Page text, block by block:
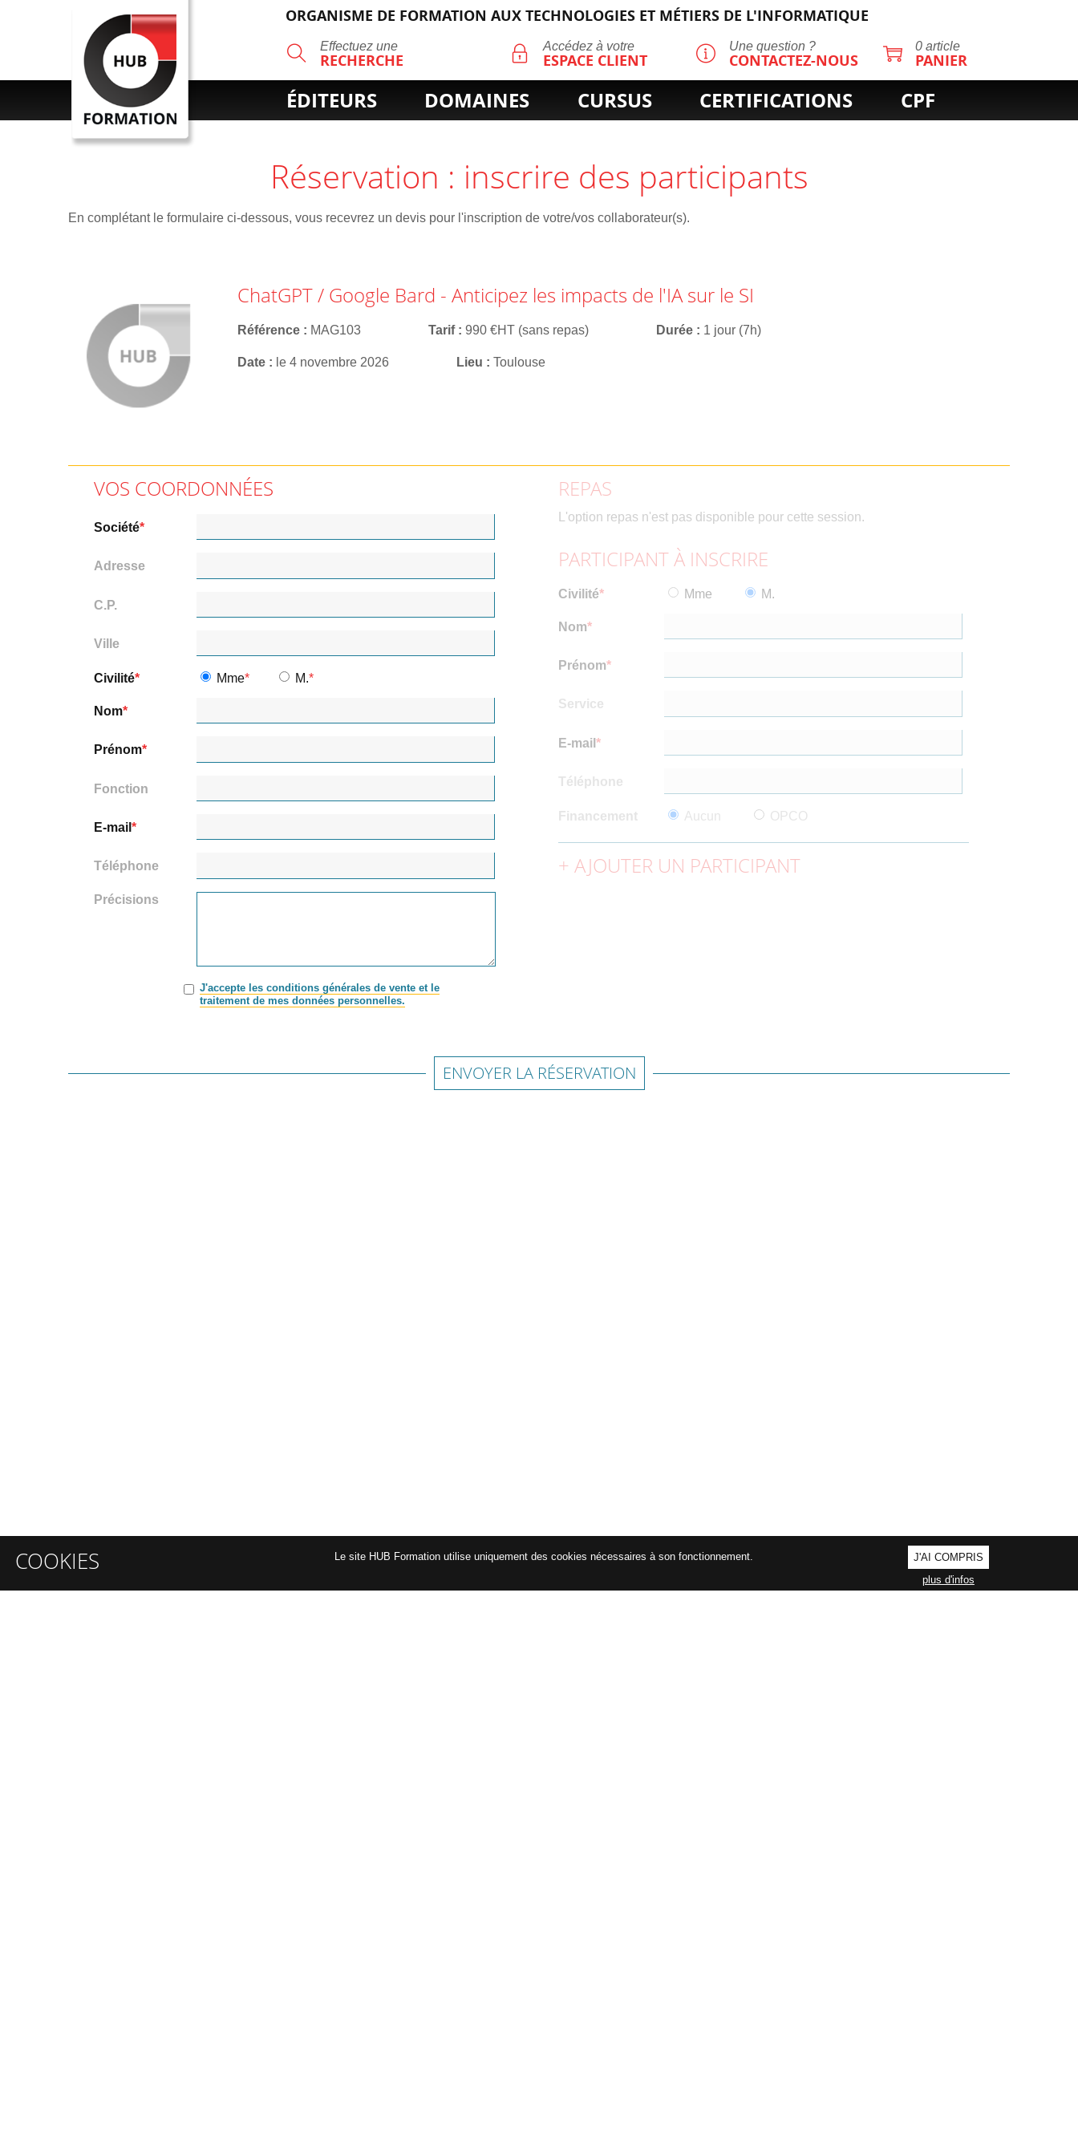
ORGANISME DE FORMATION AUX TECHNOLOGIES ET MÉTIERS DE L'INFORMATIQUE
Effectuez une
RECHERCHE
RECHERCHE Accédez à votre
ESPACE CLIENT
Une question ?
CONTACTEZ-NOUS
0 article
PANIER
ÉDITEURS DOMAINES CURSUS CERTIFICATIONS CPF
Réservation : inscrire des participants
En complétant le formulaire ci-dessous, vous recevrez un devis pour l'inscription de votre/vos collaborateur(s).
ChatGPT / Google Bard - Anticipez les impacts de l'IA sur le SI
Référence MAG103 Tarif 990 €HT (sans repas) Durée 1 jour (7h)
Date le 4 novembre 2026 Lieu Toulouse
VOS COORDONNÉES
Société
Adresse
C.P.
Ville
Civilité Mme M.
Nom
Prénom
Fonction
E-mail
Téléphone
Précisions
J'accepte les conditions générales de vente et le
traitement de mes données personnelles.
REPAS
L'option repas n'est pas disponible pour cette session.
PARTICIPANT À INSCRIRE
Civilité Mme M.
Nom
Prénom
Service
E-mail
Téléphone
Financement Aucun OPCO
AJOUTER UN PARTICIPANT
ENVOYER LA RÉSERVATION
COOKIES Le site HUB Formation utilise uniquement des cookies nécessaires à son fonctionnement.
J'AI COMPRIS
plus d'infos